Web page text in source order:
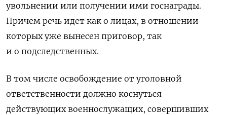
увольнении или получении ими госнаграды.
Причем речь идет как о лицах, в отношении
которых уже вынесен приговор, так
и о подследственных.
В том числе освобождение от уголовной
ответственности должно коснуться
действующих военнослужащих, совершивших